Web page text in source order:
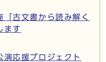
「古文書から読み解く
ます
応援プロジェクト